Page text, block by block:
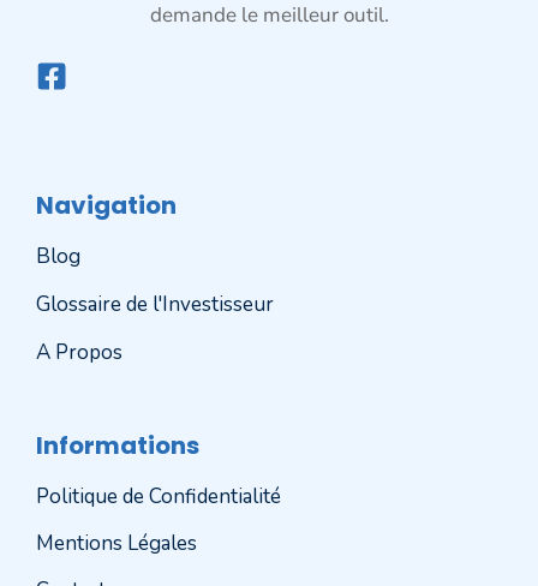
demande le meilleur outil.
Navigation
Blog
Glossaire de l'Investisseur
A Propos
Informations
Politique de Confidentialité
Mentions Légales